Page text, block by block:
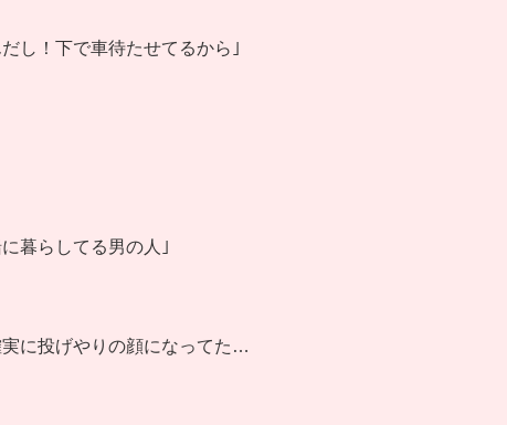
し！下で車待たせてるから｣
暮らしてる男の人｣
に投げやりの顔になってた…